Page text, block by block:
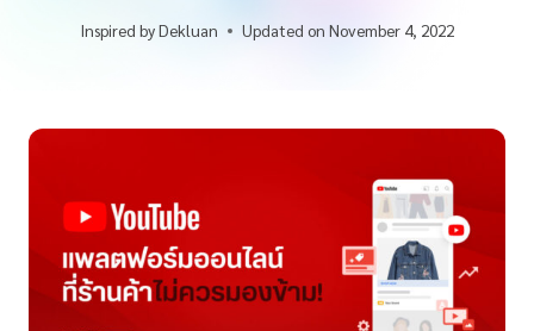
Inspired byDekluan Updated on November 4, 2022